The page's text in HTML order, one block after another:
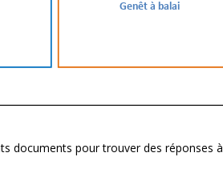
documents pour trouver des réponses à